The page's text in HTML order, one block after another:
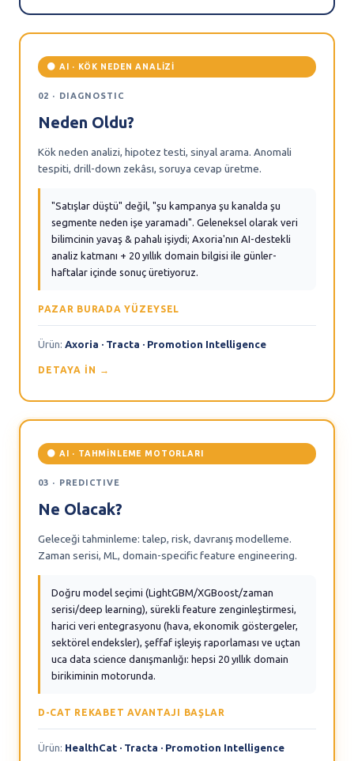
🟠 AI · KÖK NEDEN ANALIZI
02 · DIAGNOSTIC
Neden Oldu?
Kök neden analizi, hipotez testi, sinyal arama. Anomali
tespiti, drill-down zekâsı, soruya cevap üretme.
"Satışlar düştü" değil, "şu kampanya şu kanalda şu
segmente neden işe yaramadı". Geleneksel olarak veri
bilimcinin yavaş & pahalı işiydi; Axoria'nın AI-destekli
analiz katmanı + 20 yıllık domain bilgisi ile günler-
haftalar içinde sonuç üretiyoruz.
PAZAR BURADA YÜZEYSEL
Ürün: Axoria · Tracta · Promotion Intelligence
DETAYA IN →
🟠 AI · TAHMINLEME MOTORLARI
03 · PREDICTIVE
Ne Olacak?
Geleceği tahminleme: talep, risk, davranış modelleme.
Zaman serisi, ML, domain-specific feature engineering.
Doğru model seçimi (LightGBM/XGBoost/zaman
serisi/deep learning), sürekli feature zenginleştirmesi,
harici veri entegrasyonu (hava, ekonomik göstergeler,
sektörel endeksler), şeffaf işleyiş raporlaması ve uçtan
uca data science danışmanlığı: hepsi 20 yıllık domain
birikiminin motorunda.
D-CAT REKABET AVANTAJI BAŞLAR
Ürün: HealthCat · Tracta · Promotion Intelligence